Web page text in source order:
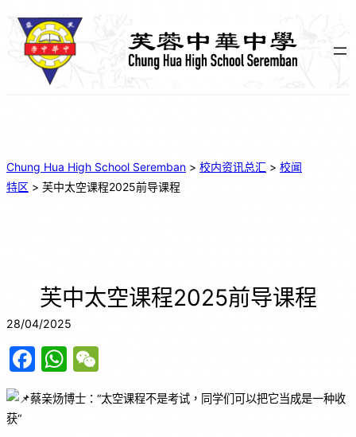
Chung Hua High School Seremban > 校内资讯总汇 > 校闻
特区 > 芙中太空课程2025前导课程
芙中太空课程2025前导课程
28/04/2025
F
c
W
at C
蔡亲炀博士：“太空课程不是考试，同学们可以把它当成是一种收
获“